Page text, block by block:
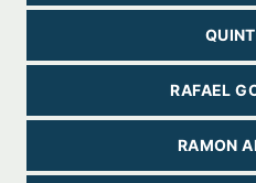
RAFAEL
RAMON